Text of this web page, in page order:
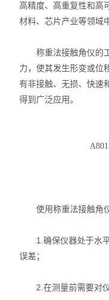
位移及其控制系统
TOF相机（Time
高精度、高重复性和高
材料、芯片产业等领域
称重法接触角仪的工
力，使其发生形变或位
有非接触、无损、快速
得到广泛应用。
使用称重法接触角仪
1.确保仪器处于水平
误差；
2.在测量前需要对仪